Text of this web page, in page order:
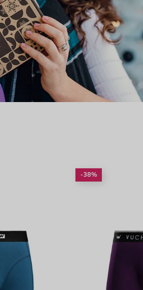
-38%